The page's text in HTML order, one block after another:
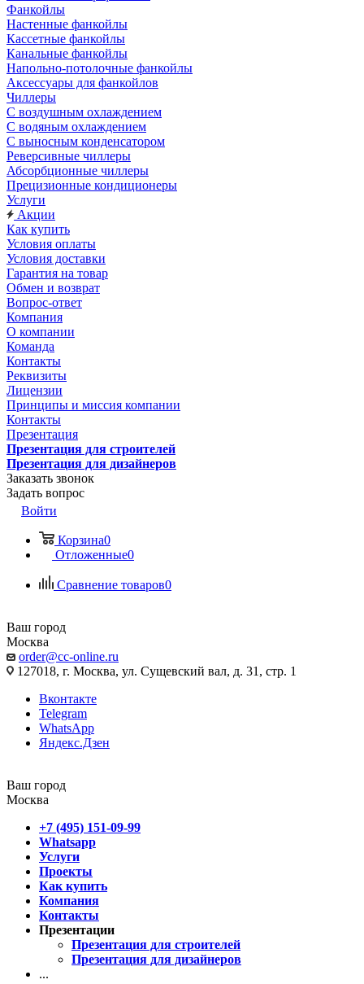
Фанкойлы
Настенные фанкойлы
Кассетные фанкойлы
Канальные фанкойлы
Напольно-потолочные фанкойлы
Аксессуары для фанкойлов
Чиллеры
С воздушным охлаждением
С водяным охлаждением
С выносным конденсатором
Реверсивные чиллеры
Абсорбционные чиллеры
Прецизионные кондиционеры
Услуги
Акции
Как купить
Условия оплаты
Условия доставки
Гарантия на товар
Обмен и возврат
Вопрос-ответ
Компания
О компании
Команда
Контакты
Реквизиты
Лицензии
Принципы и миссия компании
Контакты
Презентация
Презентация для строителей
Презентация для дизайнеров
Заказать звонок
Задать вопрос
Войти
Корзина0
Отложенные0
Сравнение товаров0
Ваш город
Москва
order@cc-online.ru
127018, г. Москва, ул. Сущевский вал, д. 31, стр. 1
Вконтакте
Telegram
WhatsApp
Яндекс.Дзен
Ваш город
Москва
+7 (495) 151-09-99
Whatsapp
Услуги
Проекты
Как купить
Компания
Контакты
Презентации
Презентация для строителей
Презентация для дизайнеров
...